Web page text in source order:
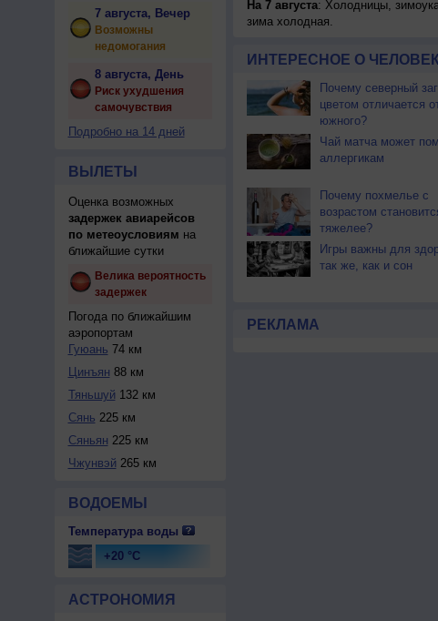
7 августа, Вечер
Возможны
недомогания
8 августа, День
Риск ухудшения
самочувствия
Подробно на 14 дней
ВЫЛЕТЫ
Оценка возможных
задержек авиарейсов
по метеоусловиям на
ближайшие сутки
Велика вероятность
задержек
Погода по ближайшим
аэропортам
Гуюань 74 км
Цинъян 88 км
Тяньшуй 132 км
Сянь 225 км
Сяньян 225 км
Чжунвэй 265 км
ВОДОЕМЫ
Температура воды
+20 °C
АСТРОНОМИЯ
На 7 августа: Холодницы,
зима холодная.
ИНТЕРЕСНОЕ О
Почему северный
цветом отличается
южного?
Чай матча может
аллергикам
Почему похмелье с
возрастом
тяжелее?
Игры важны для
так же, как и сон
РЕКЛАМА